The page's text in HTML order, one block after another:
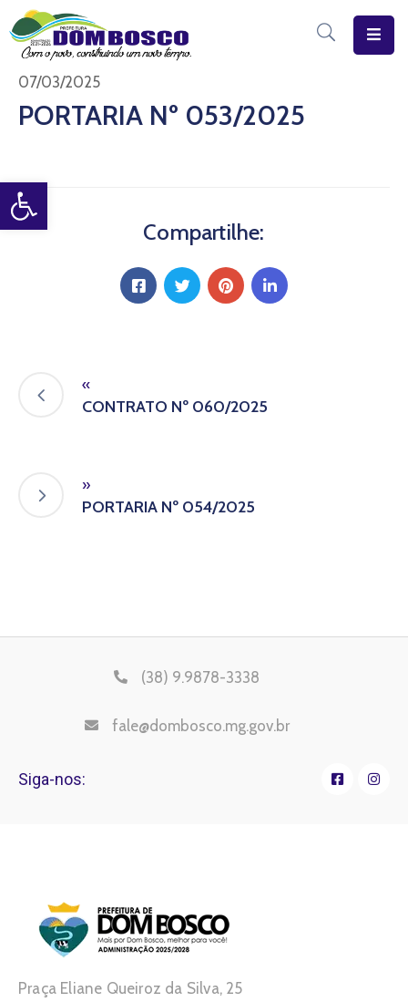
Open toolbar
Início
O
Estrutura
Diário
07/03/2025
PORTARIA Nº 053/2025
Compartilhe:
«
CONTRATO Nº 060/2025
»
PORTARIA Nº 054/2025
(38) 9.9878-3338
fale@dombosco.mg.gov.br
Siga-nos:
Praça Eliane Queiroz da Silva, 25